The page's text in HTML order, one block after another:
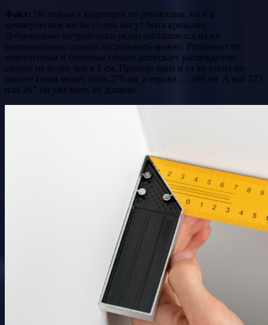
Факт: Не только в квартирах по реновации, но и в
коммерческом жилье стены могут быть кривыми.
Добровольно застройщики редко соглашаются на их
выравнивание, однако попробовать можно. Регламент по
монолитным и блочным стенам допускает расхождение
сторон не более чем в 1 см. Пример: одна и та же стена по
высоте слева может быть 270 см, а справа — 269 см. А вот 273
или 267 см уже быть не должно.